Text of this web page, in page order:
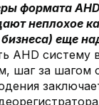
формата
неплохое
еще
AHD
шаг за шагом